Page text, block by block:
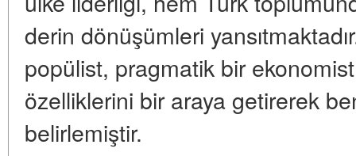
derin dönüşümleri
popülist, pragmatik bir
özelliklerini bir araya getirerek
belirlemiştir.